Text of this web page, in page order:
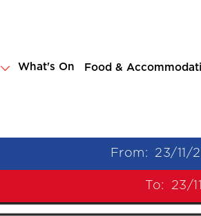
What's On Food &
From: 23/11/
To: 23/